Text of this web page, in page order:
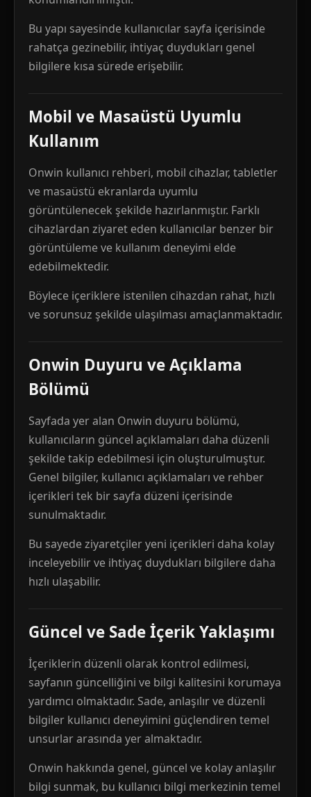
Bu yapı sayesinde kullanıcılar sayfa içerisinde
rahatça gezinebilir, ihtiyaç duydukları genel
bilgilere kısa sürede erişebilir.
Mobil ve Masaüstü Uyumlu
Kullanım
Onwin kullanıcı rehberi, mobil cihazlar, tabletler
ve masaüstü ekranlarda uyumlu
görüntülenecek şekilde hazırlanmıştır. Farklı
cihazlardan ziyaret eden kullanıcılar benzer bir
görüntüleme ve kullanım deneyimi elde
edebilmektedir.
Böylece içeriklere istenilen cihazdan rahat, hızlı
ve sorunsuz şekilde ulaşılması amaçlanmaktadır.
Onwin Duyuru ve Açıklama
Bölümü
Sayfada yer alan Onwin duyuru bölümü,
kullanıcıların güncel açıklamaları daha düzenli
şekilde takip edebilmesi için oluşturulmuştur.
Genel bilgiler, kullanıcı açıklamaları ve rehber
içerikleri tek bir sayfa düzeni içerisinde
sunulmaktadır.
Bu sayede ziyaretçiler yeni içerikleri daha kolay
inceleyebilir ve ihtiyaç duydukları bilgilere daha
hızlı ulaşabilir.
Güncel ve Sade İçerik Yaklaşımı
İçeriklerin düzenli olarak kontrol edilmesi,
sayfanın güncelliğini ve bilgi kalitesini korumaya
yardımcı olmaktadır. Sade, anlaşılır ve düzenli
bilgiler kullanıcı deneyimini güçlendiren temel
unsurlar arasında yer almaktadır.
Onwin hakkında genel, güncel ve kolay anlaşılır
bilgi sunmak, bu kullanıcı bilgi merkezinin temel